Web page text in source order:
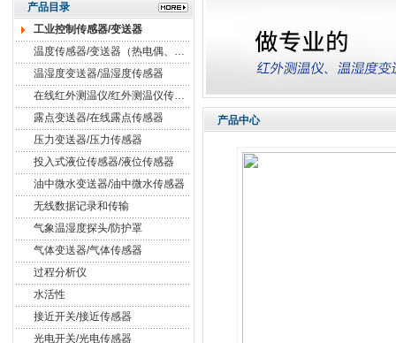
产品目录
工业控制传感器/变送器
温度传感器/变送器（热电偶、热电阻）
温湿度变送器/温湿度传感器
在线红外测温仪/红外测温仪传感器
露点变送器/在线露点传感器
压力变送器/压力传感器
投入式液位传感器/液位传感器
油中微水变送器/油中微水传感器
无线数据记录和传输
气象温湿度探头/防护罩
气体变送器/气体传感器
过程分析仪
水活性
接近开关/接近传感器
光电开关/光电传感器
产品中心